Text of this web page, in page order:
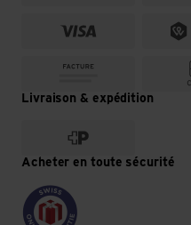
Livraison & expédition
Acheter en toute sécurité